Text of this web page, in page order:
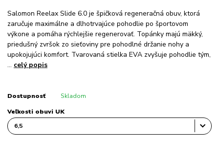
Salomon Reelax Slide 6.0 je špičková regeneračná obuv, ktorá
zaručuje maximálne a dlhotrvajúce pohodlie po športovom
výkone a pomáha rýchlejšie regenerovať. Topánky majú mäkký,
priedušný zvršok zo sieťoviny pre pohodlné držanie nohy a
upokojujúci komfort. Tvarovaná stielka EVA zvyšuje pohodlie tým,
... celý popis
Dostupnosť Skladom
Veľkosti obuvi UK